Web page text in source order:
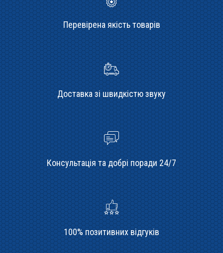
Перевірена якість товарів
Доставка зі швидкістю звуку
Консультація та добрі поради 24/7
100% позитивних відгуків